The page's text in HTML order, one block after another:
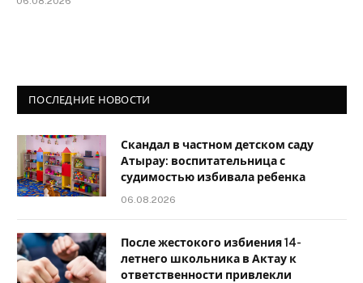
ПОСЛЕДНИЕ НОВОСТИ
Скандал в частном детском саду
Атырау: воспитательница с
судимостью избивала ребенка
06.08.2026
После жестокого избиения 14-
летнего школьника в Актау к
ответственности привлекли